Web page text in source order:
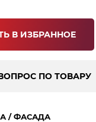
В ИЗБРАННОЕ
ПО ТОВАРУ
/ ФАСАДА